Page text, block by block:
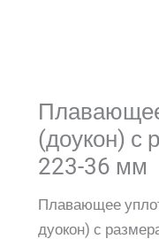
(доукон) с
223-36 мм
Плавающее
дуокон) с